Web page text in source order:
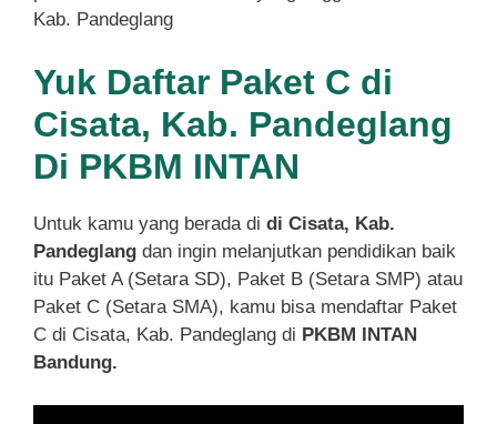
Kab. Pandeglang
Yuk Daftar Paket C di
Cisata, Kab. Pandeglang
Di PKBM INTAN
Untuk kamu yang berada di di Cisata, Kab.
Pandeglang dan ingin melanjutkan pendidikan baik
itu Paket A (Setara SD), Paket B (Setara SMP) atau
Paket C (Setara SMA), kamu bisa mendaftar Paket
C di Cisata, Kab. Pandeglang di PKBM INTAN
Bandung.